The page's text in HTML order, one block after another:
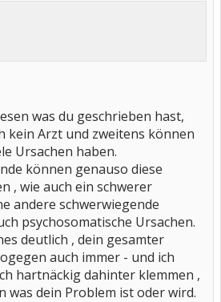
was du geschrieben hast,
kein Arzt und zweitens können
Ursachen haben.
können genauso diese
, wie auch ein schwerer
andere schwerwiegende
psychosomatische Ursachen.
deutlich , dein gesamter
auch immer - und ich
hartnäckig dahinter klemmen ,
was dein Problem ist oder wird.